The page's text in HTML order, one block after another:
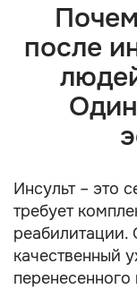
после
Инсульт – это
требует
реабилитации.
качественный
перенесенного